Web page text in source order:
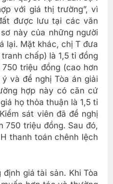
với giá thị trường”, vì
được lưu tại các văn
này của những người
lại. Mặt khác, chị T đưa
chấp) là 1,5 tỉ đồng
triệu đồng (cao hơn
và đề nghị Tòa án giải
hợp này có căn cứ
họ thỏa thuận là 1,5 tỉ
sát viên đã đề nghị
750 triệu đồng. Sau đó,
thanh toán chênh lệch
giá tài sản. Khi Tòa